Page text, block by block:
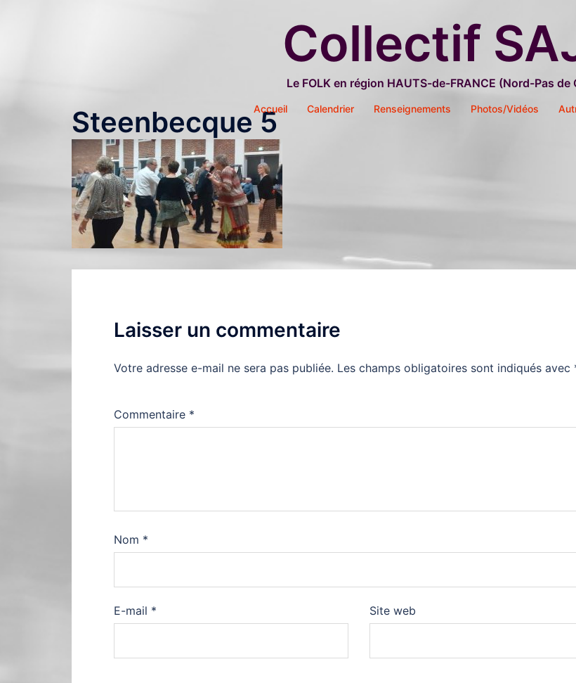
Collectif
Le FOLK en région HAUTS-de-FRANCE (Nord-Pas de
Accueil Calendrier Renseignements Photos/Vidéos
Steenbecque 5
Laisser un commentaire
Votre adresse e-mail ne sera pas publiée. Les champs obligatoires sont indiqués avec
Commentaire *
Nom *
E-mail * Site web